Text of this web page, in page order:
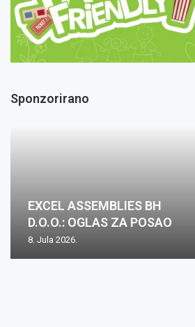
Sponzorirano
EXCEL ASSEMBLIES BH
D.O.O.: OGLAS ZA POSAO
8. Jula 2026.